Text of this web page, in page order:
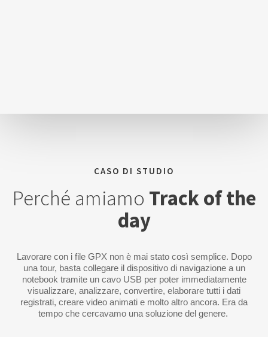
CASO DI STUDIO
Perché amiamo Track of the
day
Lavorare con i file GPX non è mai stato così semplice. Dopo
una tour, basta collegare il dispositivo di navigazione a un
notebook tramite un cavo USB per poter immediatamente
visualizzare, analizzare, convertire, elaborare tutti i dati
registrati, creare video animati e molto altro ancora. Era da
tempo che cercavamo una soluzione del genere.